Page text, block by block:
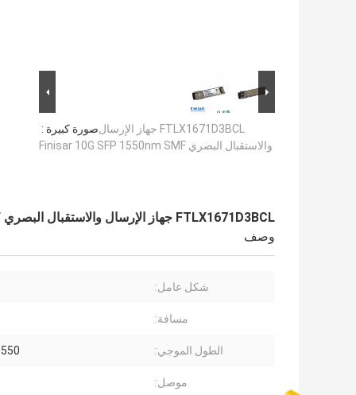
صورة كبيرة :FTLX1671D3BCL جهاز الإرسال
والاستقبال البصري Finisar 10G SFP 1550nm SMF
FTLX1671D3BCL جهاز الإرسال والاستقبال البصري Finisar 10G SFP 1550nm SMF
وصف
شكل عامل:
مسافة:
الطول الموجي: 1550
موصل: